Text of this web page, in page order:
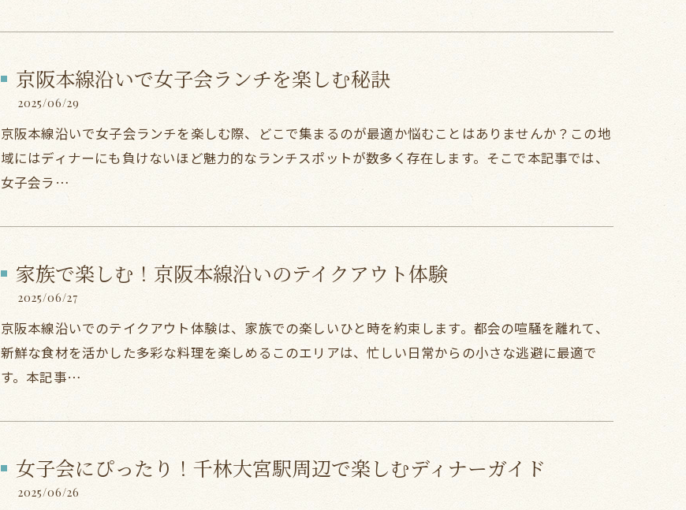
京阪本線沿いで女子会ランチを楽しむ秘訣
2025/06/29
京阪本線沿いで女子会ランチを楽しむ際、どこで集まるのが最適か悩むことはありませんか？この地
域にはディナーにも負けないほど魅力的なランチスポットが数多く存在します。そこで本記事では、
女子会ラ…
家族で楽しむ！京阪本線沿いのテイクアウト体験
2025/06/27
京阪本線沿いでのテイクアウト体験は、家族での楽しいひと時を約束します。都会の喧騒を離れて、
新鮮な食材を活かした多彩な料理を楽しめるこのエリアは、忙しい日常からの小さな逃避に最適で
す。本記事…
女子会にぴったり！千林大宮駅周辺で楽しむディナーガイド
2025/06/26